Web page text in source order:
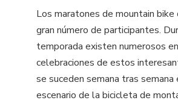
Los maratones de mountain bike
gran número de participantes.
temporada existen numerosos
celebraciones de estos
se suceden semana tras semana
escenario de la bicicleta de